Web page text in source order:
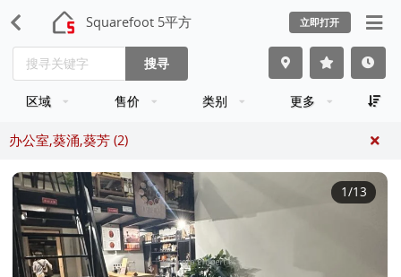
Squarefoot 5平方 立即打开
搜寻
区域 售价 类别 更多
办公室,葵涌,葵芳 (2)
1/13